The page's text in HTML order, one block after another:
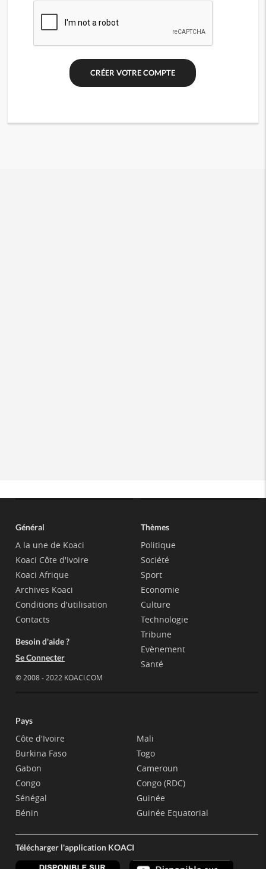
Général
A la une de Koaci
Koaci Côte d'Ivoire
Koaci Afrique
Archives Koaci
Conditions d'utilisation
Contacts
Besoin d'aide ?
Se Connecter
© 2008 - 2022 KOACI.COM
Thèmes
Politique
Société
Sport
Economie
Culture
Technologie
Tribune
Evènement
Santé
Pays
Côte d'Ivoire
Burkina Faso
Gabon
Congo
Sénégal
Bénin
Mali
Togo
Cameroun
Congo (RDC)
Guinée
Guinée Equatorial
Télécharger l'application KOACI